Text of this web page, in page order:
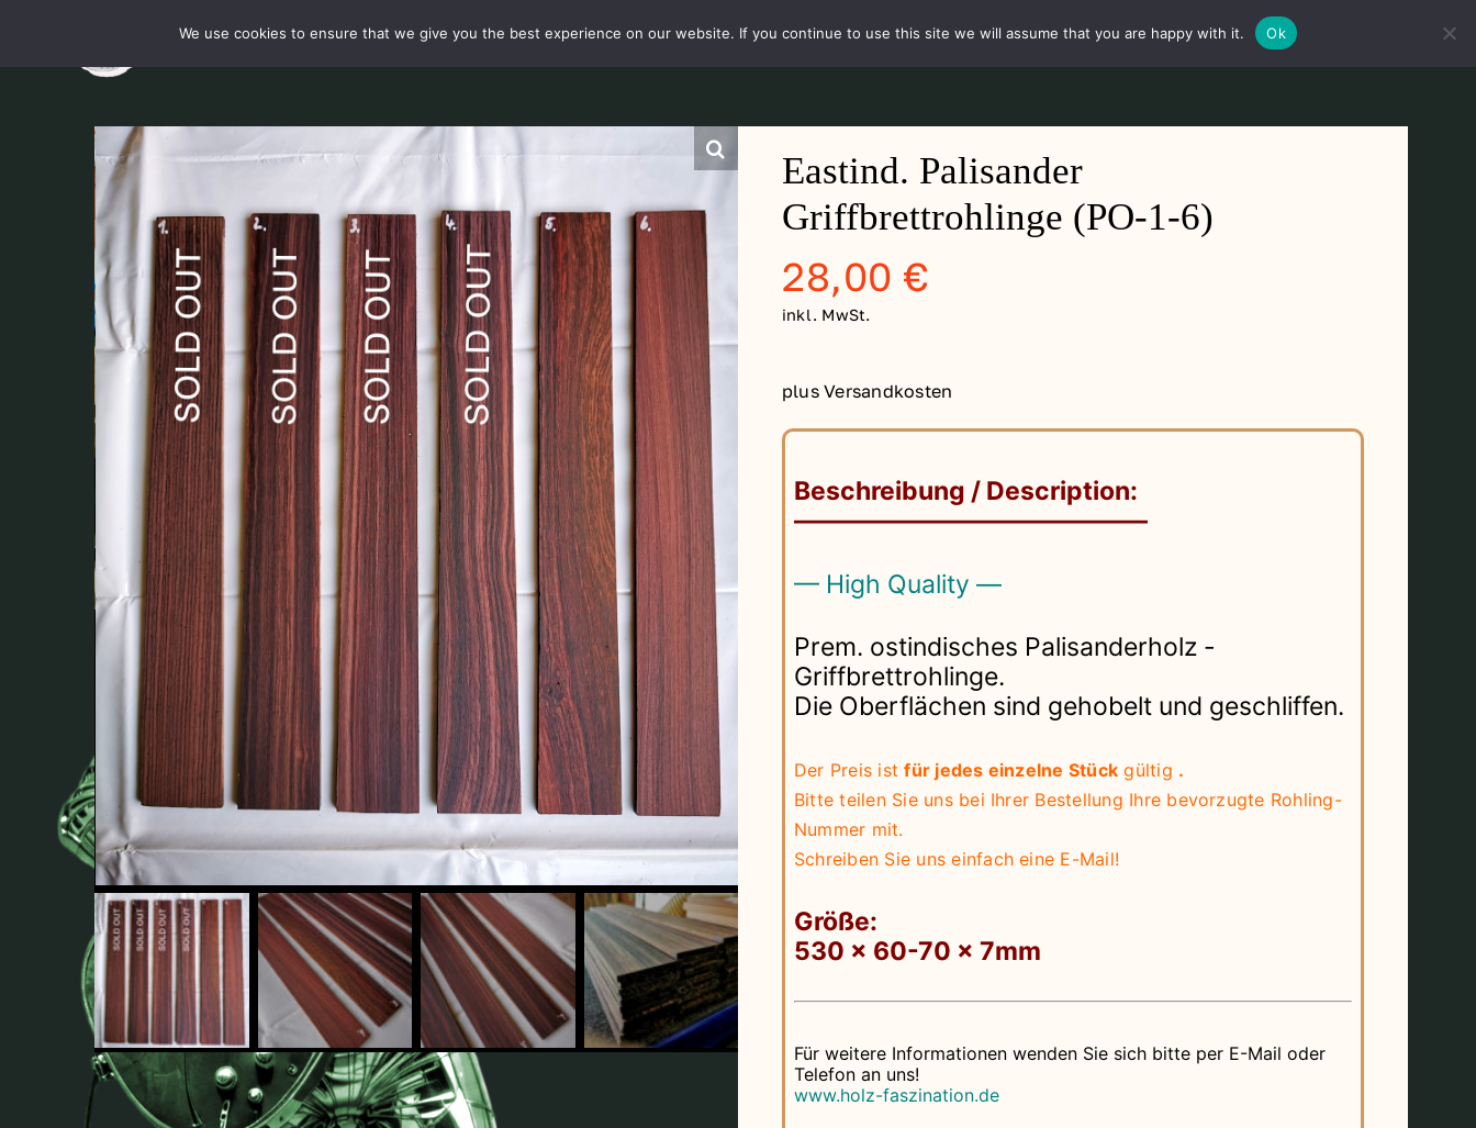
Startseite Über Shop Aktuelles Unsere Kunden Kontakt Mein Konto Anmeldung Deutsch
Eastind. Palisander
Griffbrettrohlinge (PO-1-6)
28,00 €
inkl. MwSt.
plus Versandkosten
Beschreibung / Description:
——————————————
— High Quality —
Prem. ostindisches Palisanderholz -
Griffbrettrohlinge.
Die Oberflächen sind gehobelt und geschliffen.
Der Preis istfür jedes einzelne Stück gültig .
Bitte teilen Sie uns bei Ihrer Bestellung Ihre bevorzugte Rohling-
Nummer mit.
Schreiben Sie uns einfach eine E-Mail!
Größe:
530 x 60-70 x 7mm
Für weitere Informationen wenden Sie sich bitte per E-Mail oder
Telefon an uns!
www.holz-faszination.de
We use cookies to ensure that we give you the best experience on our website. If you continue to use this site we will assume that you are happy with it. Ok